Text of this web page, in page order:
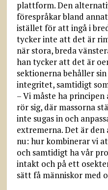
plattform. Den
förespråkar bland
istället för att ingå i
tycker inte att det är
när stora, breda
han tycker att det är
sektionerna behåller
integritet, samtidigt
– Vi måste ha
rör sig, där massorna
inte sugas in och
extremerna. Det är den
nu: hur kombinerar vi
och samtidigt ha vår
intakt och på ett
sätt få människor med